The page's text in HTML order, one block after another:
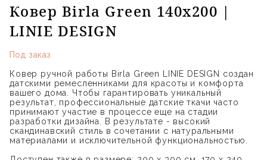
Ковер Birla Green 140x200 |
LINIE DESIGN
Под заказ
Ковер ручной работы Birla Green LINIE DESIGN создан
датскими ремесленниками для красоты и комфорта
вашего дома. Чтобы гарантировать уникальный
результат, профессиональные датские ткачи часто
принимают участие в процессе еще на стадии
разработки дизайна. В результате - высокий
скандинавский стиль в сочетании с натуральными
материалами и исключительной функциональностью.